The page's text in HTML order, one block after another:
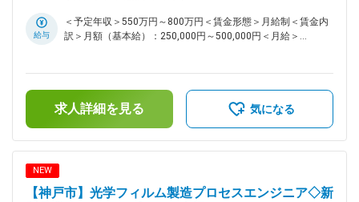
ラントにおいては国内でも屈指のプロセス技術とプラント運用
実績、長年の実績を積み上げてきた専任エンジニア集団を有し
場の立上げに伴う体制強化が必要であり、この両面から、新た
な設備技術者の採用を強化したいと考えております。 【解決
したい課題】 新品種や設備性能拡大に伴ない、化工機、空調
装置、ウェブハンドリング装置の設備導入や設備改善が必要に
ンジニアリング業務をスピーディーに実行することが喫緊の課
して設備投資立案から装置設計、改良保全、生産効率化、日々
給与
＜予定年収＞550万円～800万円＜賃金形態＞月給制＜賃金内
訳＞月額（基本給）：250,000円～500,000円＜月給＞
り、選考を通じて上下する可能性があります。月給(月額)は固
定手当を含めた表記です。
求人詳細を見る 気になる
NEW
【神戸市】光学フィルム製造プロセスエンジニア◇新